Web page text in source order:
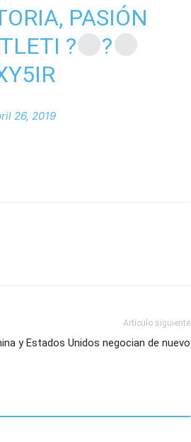
PASIÓN
?
?
26, 2019
Artículo siguiente
y Estados Unidos negocian de nuevo